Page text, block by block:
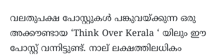
വലതുപക്ഷ പോസ്റ്റുകൾ പങ്കുവയ്ക്കുന്ന ഒരു
അക്കൗണ്ടായ ‘Think Over Kerala ‘ യിലും ഈ
പോസ്റ്റ് വന്നിട്ടുണ്ട്. നാല് ലക്ഷത്തിലധികം